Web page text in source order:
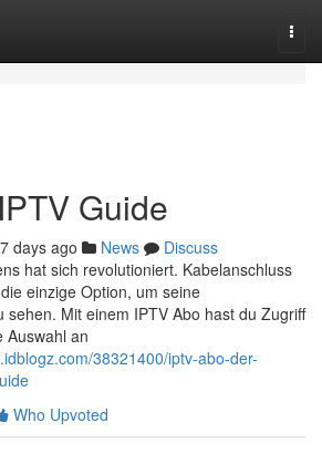
Guide
days ago News
Discuss
hat sich revolutioniert. Kabelanschluss
einzige Option, um seine
sehen. Mit einem IPTV Abo hast du Zugriff
Auswahl an
38321400/iptv-abo-der-
Who Upvoted